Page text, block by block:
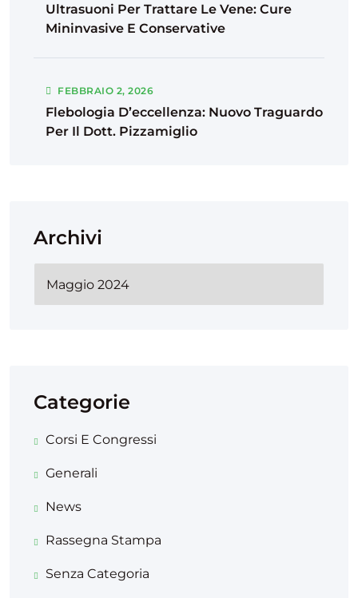
Ultrasuoni Per Trattare Le Vene: Cure
Mininvasive E Conservative
FEBBRAIO 2, 2026
Flebologia D’eccellenza: Nuovo Traguardo
Per Il Dott. Pizzamiglio
Archivi
Categorie
Corsi E Congressi
Generali
News
Rassegna Stampa
Senza Categoria